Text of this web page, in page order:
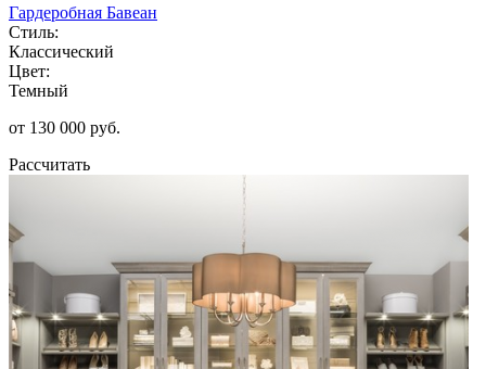
Гардеробная Бавеан
Стиль:
Классический
Цвет:
Темный
от 130 000 руб.
Рассчитать